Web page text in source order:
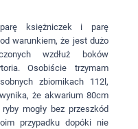
księżniczek i parę
warunkiem, że jest dużo
wzdłuż boków
Osobiście trzymam
zbiornikach 112l,
że akwarium 80cm
mogły bez przeszkód
przypadku dopóki nie